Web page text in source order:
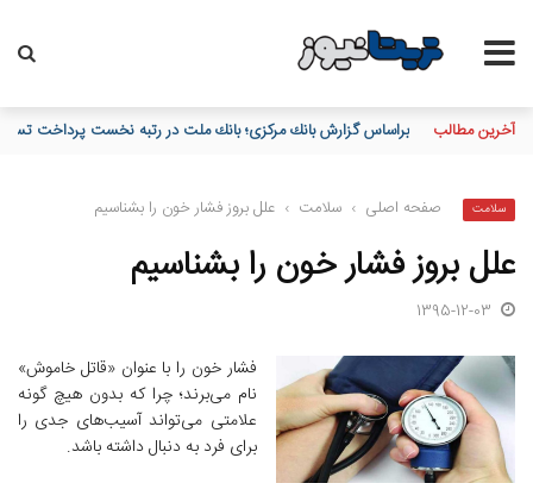
آخرین مطالب براساس گزارش بانك مركزی؛ بانك ملت در رتبه نخست پرداخت
سلامت صفحه اصلی › سلامت › علل بروز فشار خون را بشناسیم
علل بروز فشار خون را بشناسیم
1395-12-03
فشار خون را با عنوان «قاتل خاموش»
نام می‌برند؛ چرا که بدون هیچ گونه
علامتی می‌تواند آسیب‌های جدی را
برای فرد به دنبال داشته باشد.